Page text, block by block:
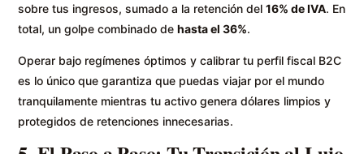
sobre tus ingresos, sumado a la retención del16% de IVA. En
total, un golpe combinado dehasta el 36%.
Operar bajo regímenes óptimos y calibrar tu perfil fiscal B2C
es lo único que garantiza que puedas viajar por el mundo
tranquilamente mientras tu activo genera dólares limpios y
protegidos de retenciones innecesarias.